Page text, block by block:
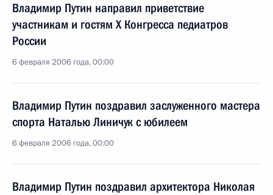
Владимир Путин направил приветствие
участникам и гостям X Конгресса педиатров
России
6 февраля 2006 года, 00:00
Владимир Путин поздравил заслуженного мастера
спорта Наталью Линичук с юбилеем
6 февраля 2006 года, 00:00
Владимир Путин поздравил архитектора Николая